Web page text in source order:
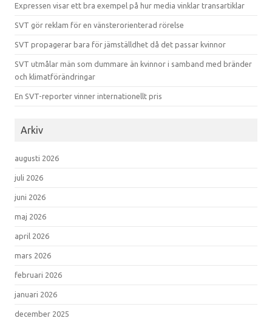
Expressen visar ett bra exempel på hur media vinklar transartiklar
SVT gör reklam för en vänsterorienterad rörelse
SVT propagerar bara för jämställdhet då det passar kvinnor
SVT utmålar män som dummare än kvinnor i samband med bränder
och klimatförändringar
En SVT-reporter vinner internationellt pris
Arkiv
augusti 2026
juli 2026
juni 2026
maj 2026
april 2026
mars 2026
februari 2026
januari 2026
december 2025